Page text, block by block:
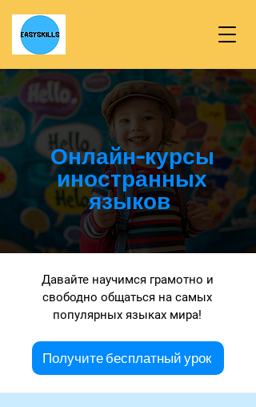
Онлайн-курсы
иностранных
языков
Давайте научимся грамотно и
свободно общаться на самых
популярных языках мира!
Получите бесплатный урок